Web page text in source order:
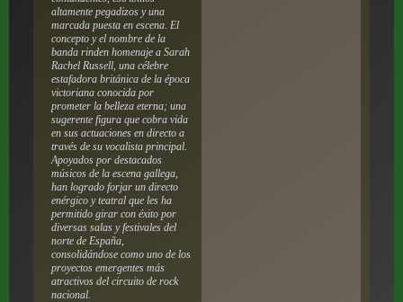
altamente pegadizos y una
marcada puesta en escena. El
concepto y el nombre de la
banda rinden homenaje a Sarah
Rachel Russell, una célebre
estafadora británica de la época
victoriana conocida por
prometer la belleza eterna; una
sugerente figura que cobra vida
en sus actuaciones en directo a
través de su vocalista principal.
Apoyados por destacados
músicos de la escena gallega,
han logrado forjar un directo
enérgico y teatral que les ha
permitido girar con éxito por
diversas salas y festivales del
norte de España,
consolidándose como uno de los
proyectos emergentes más
atractivos del circuito de rock
nacional.